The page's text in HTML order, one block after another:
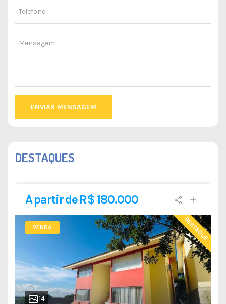
ENVIAR MENSAGEM
DESTAQUES
A partir de R$ 180.000
VENDA DESTAQUE
14